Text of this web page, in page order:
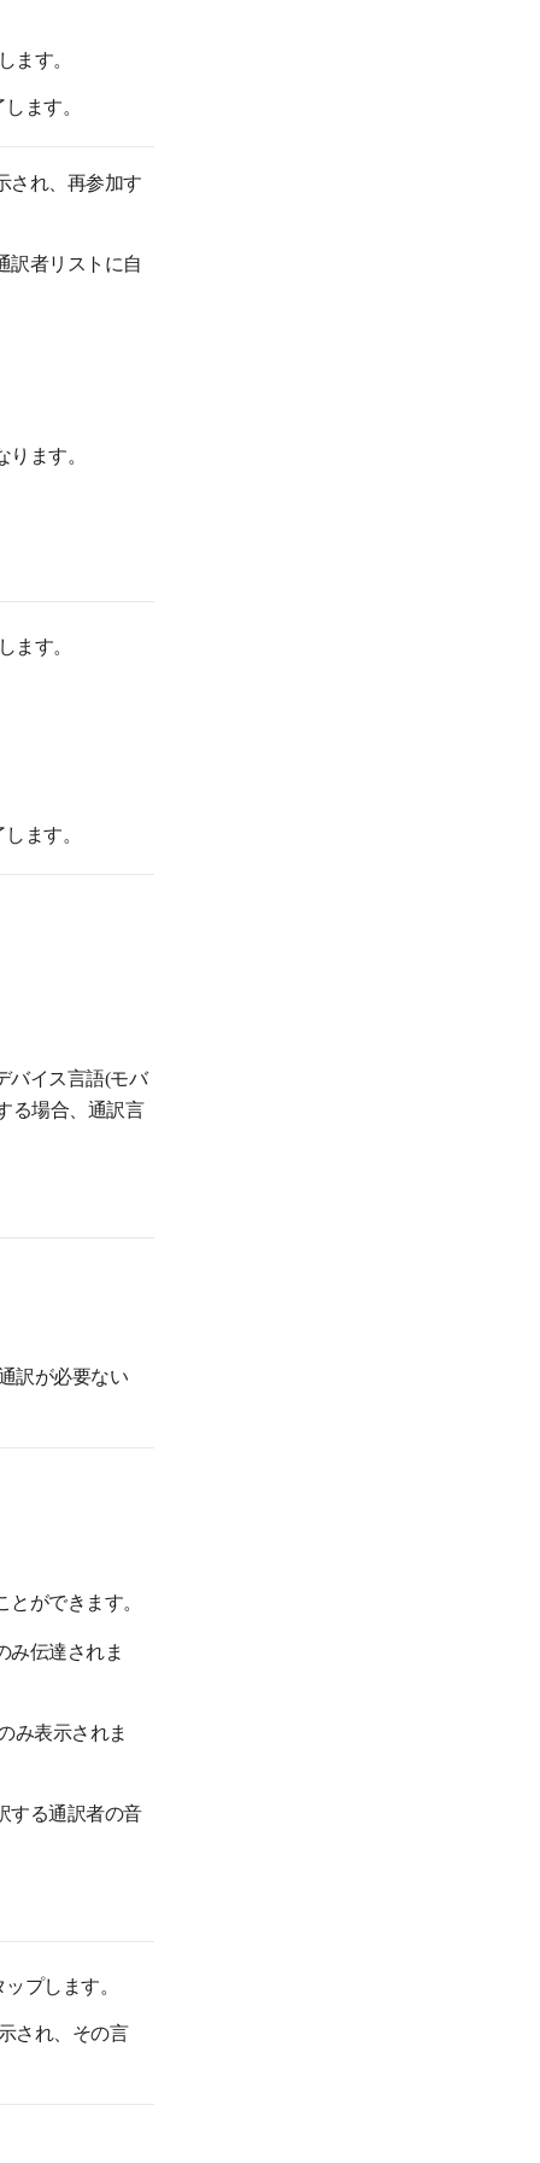
す。
ます。
され、再参加す
訳者リストに自
ます。
す。
ます。
バイス言語(モバ
る場合、通訳言
訳が必要ない
ができます。
み伝達されま
み表示されま
する通訳者の音
プします。
され、その言